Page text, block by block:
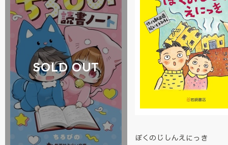
SOLD OUT
ぼくのじしんえにっき